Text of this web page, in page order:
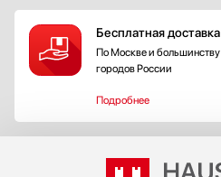
Бесплатная доставка
По Москве и большинству
городов России
Подробнее